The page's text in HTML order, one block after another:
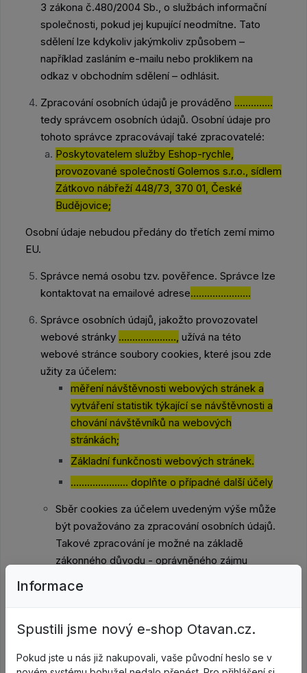
3 zákona č.480/2004 Sb., o službách informační
společnosti, pokud jej kupující neodmítne. Tato
sdělení lze kdykoliv jakýmkoliv způsobem –
například zasláním e-mailu nebo proklikem na
odkaz v obchodním sdělení – odhlásit.
Zpracování osobních údajů je prováděno …………..
tedy správcem osobních údajů. Osobní údaje pro
tohoto správce zpracovávají také zpracovatelé:
Poskytovatelem služby Eshop-rychle,
provozované společností Golemos s.r.o., sídlem
Zátkovo nábřeží 448/73, 370 01, České
Budějovice;
Osobní údaje nebudou předány do třetích zemí mimo
EU.
Správce nemá osobu tzv. pověřence. Správce lze
kontaktovat na emailové adrese………………….
Správce osobních údajů, jakožto provozovatel
webové stránky …………………, užívá na této
webové stránce soubory cookies, které jsou zde
užity za účelem:
měření návštěvnosti webových stránek a
vytváření statistik týkající se návštěvnosti a
chování návštěvníků na webových
stránkách;
Základní funkčnosti webových stránek.
………………… doplňte o případné další účely
Sběr cookies za účelem uvedeným výše může
být považováno za zpracování osobních údajů.
Takové zpracování je možné na základě
zákonného důvodu - oprávněného zájmu
Nařízení.
Webové stránky lze používat i v režimu, který
neumožňuje sbírání údajů o chování návštěvníků
webu – tento režim je možný buďto nastavit
Informace
Spustili jsme nový e-shop Otavan.cz.
Pokud jste u nás již nakupovali, vaše původní heslo se v